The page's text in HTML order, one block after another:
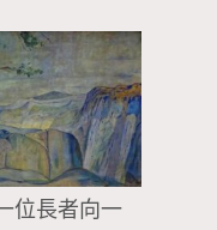
位長者向一